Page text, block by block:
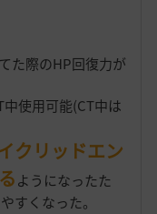
た際のHP回復力が
使用可能(CT中は
クリッドエン
ようになったた
すくなった。